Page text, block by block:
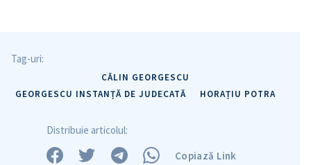
Tag-uri:
CĂLIN GEORGESCU
GEORGESCU INSTANȚĂ DE JUDECATĂ
HORAȚIU POTRA
Distribuie articolul:
Copiază Link